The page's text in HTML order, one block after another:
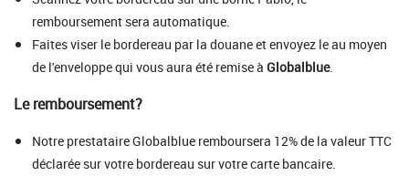
remboursement sera automatique.
Faites viser le bordereau par la douane et envoyez le au moyen
de l'enveloppe qui vous aura été remise à Globalblue.
Le remboursement?
Notre prestataire Globalblue remboursera 12% de la valeur TTC
déclarée sur votre bordereau sur votre carte bancaire.